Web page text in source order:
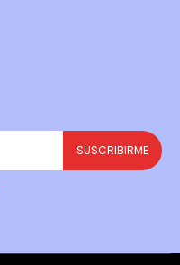
SUSCRIBIRME